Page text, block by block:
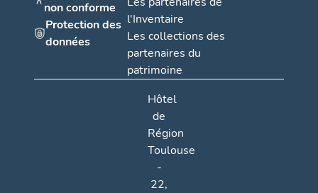
non conforme
Protection des
données
l'Inventaire
Les collections des
partenaires du
patrimoine
Hôtel
de
Région
Toulouse
-
22,